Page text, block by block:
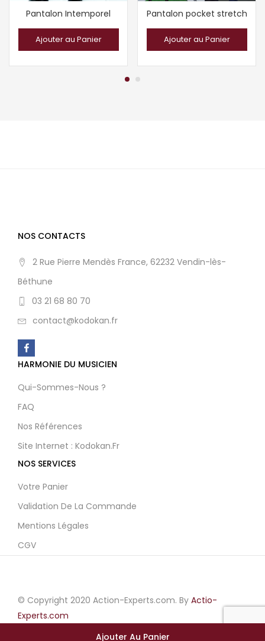
Ajouter Au Panier
Pantalon Intemporel
Ajouter au Panier
Pantalon pocket stretch
Ajouter au Panier
NOS CONTACTS
2 Rue Pierre Mendès France, 62232 Vendin-lès-
Béthune
03 21 68 80 70
contact@kodokan.fr
HARMONIE DU MUSICIEN
Qui-Sommes-Nous ?
FAQ
Nos Références
Site Internet : Kodokan.fr
NOS SERVICES
Votre Panier
Validation De La Commande
Mentions Légales
CGV
© Copyright 2020 Action-Experts.com. By Actio-
Experts.com